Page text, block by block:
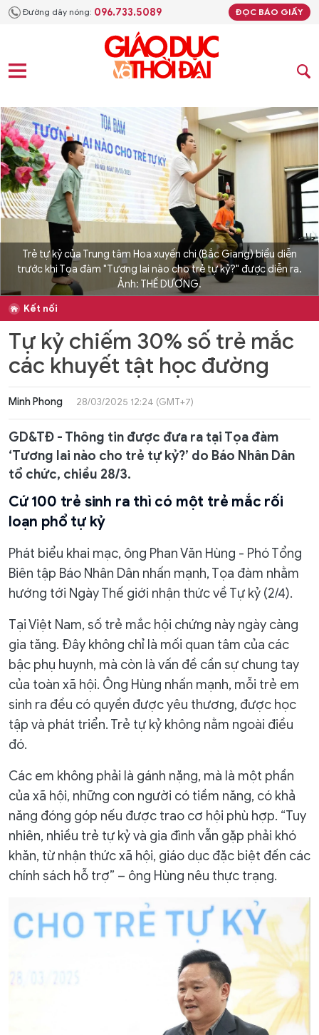
Đường dây nóng: 096.733.5089 ĐỌC BÁO GIẤY
Trẻ tự kỷ của Trung tâm Hoa xuyến chi (Bắc Giang) biểu diễn
trước khi Tọa đàm "Tương lai nào cho trẻ tự kỷ?" được diễn ra.
Ảnh: THẾ DƯƠNG.
Kết nối
Tự kỷ chiếm 30% số trẻ mắc
các khuyết tật học đường
Minh Phong 28/03/2025 12:24 (GMT+7)
GD&TĐ - Thông tin được đưa ra tại Tọa đàm
‘Tương lai nào cho trẻ tự kỷ?’ do Báo Nhân Dân
tổ chức, chiều 28/3.
Cứ 100 trẻ sinh ra thì có một trẻ mắc rối
loạn phổ tự kỷ
Phát biểu khai mạc, ông Phan Văn Hùng - Phó Tổng
Biên tập Báo Nhân Dân nhấn mạnh, Tọa đàm nhằm
hướng tới Ngày Thế giới nhận thức về Tự kỷ (2/4).
Tại Việt Nam, số trẻ mắc hội chứng này ngày càng
gia tăng. Đây không chỉ là mối quan tâm của các
bậc phụ huynh, mà còn là vấn đề cần sự chung tay
của toàn xã hội. Ông Hùng nhấn mạnh, mỗi trẻ em
sinh ra đều có quyền được yêu thương, được học
tập và phát triển. Trẻ tự kỷ không nằm ngoài điều
đó.
Các em không phải là gánh nặng, mà là một phần
của xã hội, những con người có tiềm năng, có khả
năng đóng góp nếu được trao cơ hội phù hợp. “Tuy
nhiên, nhiều trẻ tự kỷ và gia đình vẫn gặp phải khó
khăn, từ nhận thức xã hội, giáo dục đặc biệt đến các
chính sách hỗ trợ” – ông Hùng nêu thực trạng.